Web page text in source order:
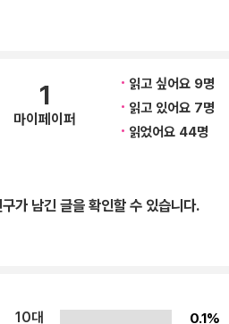
트셀러 <이상한 과자 가게 전천당>
정물이 주를 이루는 국내 어린이 판타
요소가 가미된 색다른 내용으로 한순
. 복잡하지 않은 이야기 구조와 매력
, 그것을 운용하는 사람들의 이야기
올바른 가치관을 추구하는 권선징악
주제라서 아이부터 어른까지 즐겁게
버스 형식으로 구성되어 있고, 전개
1
마이페이퍼
읽고 싶어요 9명
읽고 있어요 7명
읽었어요 44명
가 남긴 글을 확인할 수 있습니다.
10대
0.1%